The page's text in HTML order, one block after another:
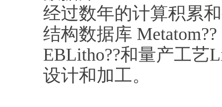
经过数年的计算积累
结构数据库
EBLitho??和量产工艺
设计和加工。